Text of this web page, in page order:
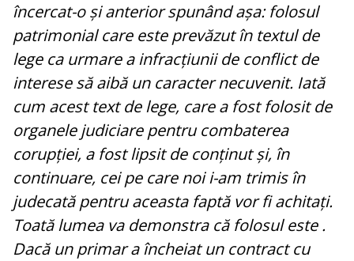
încercat-o și anterior spunând așa: folosul
patrimonial care este prevăzut în textul de
lege ca urmare a infracțiunii de conflict de
interese să aibă un caracter necuvenit. Iată
cum acest text de lege, care a fost folosit de
organele judiciare pentru combaterea
corupției, a fost lipsit de conținut și, în
continuare, cei pe care noi i-am trimis în
judecată pentru aceasta faptă vor fi achitați.
Toată lumea va demonstra că folosul este .
Dacă un primar a încheiat un contract cu